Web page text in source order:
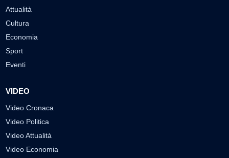
Attualità
Cultura
Economia
Sport
Eventi
VIDEO
Video Cronaca
Video Politica
Video Attualità
Video Economia